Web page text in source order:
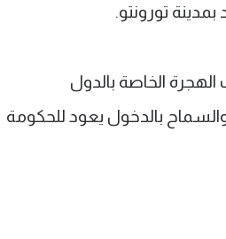
الخاصة بالدول
بالدخول يعود للحكومة